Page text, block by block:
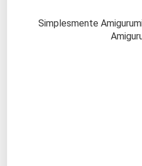
Simplesmente